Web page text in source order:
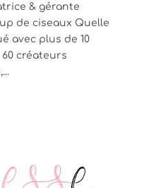
& gérante
de ciseaux Quelle
avec plus de 10
créateurs